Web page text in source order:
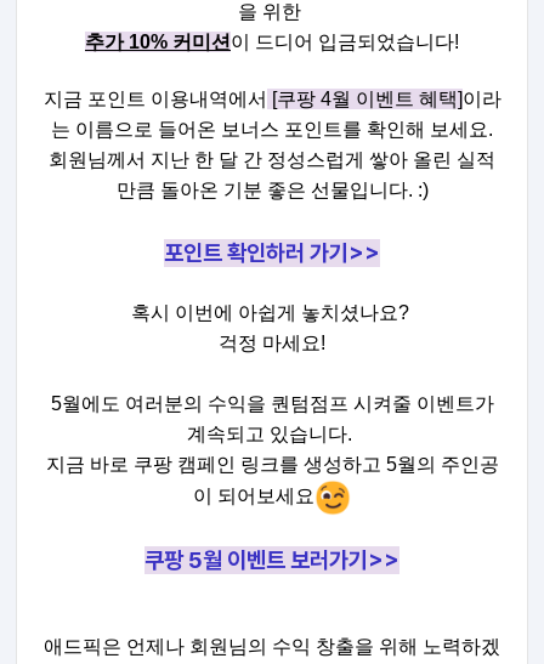
을 위한
추가 10% 커미션 이 드디어 입금되었습니다!
지금 포인트 이용내역에서 [쿠팡 4월 이벤트 혜택]이라
는 이름으로 들어온 보너스 포인트를 확인해 보세요.
회원님께서 지난 한 달 간 정성스럽게 쌓아 올린 실적
만큼 돌아온 기분 좋은 선물입니다. :)
포인트 확인하러 가기>>
혹시 이번에 아쉽게 놓치셨나요?
걱정 마세요!
5월에도 여러분의 수익을 퀀텀점프 시켜줄 이벤트가
계속되고 있습니다.
지금 바로 쿠팡 캠페인 링크를 생성하고 5월의 주인공
이 되어보세요
쿠팡 5월 이벤트 보러가기>>
애드픽은 언제나 회원님의 수익 창출을 위해 노력하겠